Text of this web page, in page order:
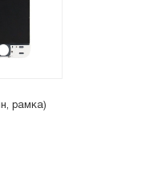
рамка)